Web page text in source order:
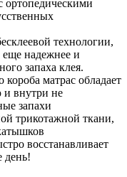
ортопедическими
технологии,
еще надежнее и
запаха клея.
матрас обладает
и внутри не
запахи
трикотажной ткани,
восстанавливает
день!